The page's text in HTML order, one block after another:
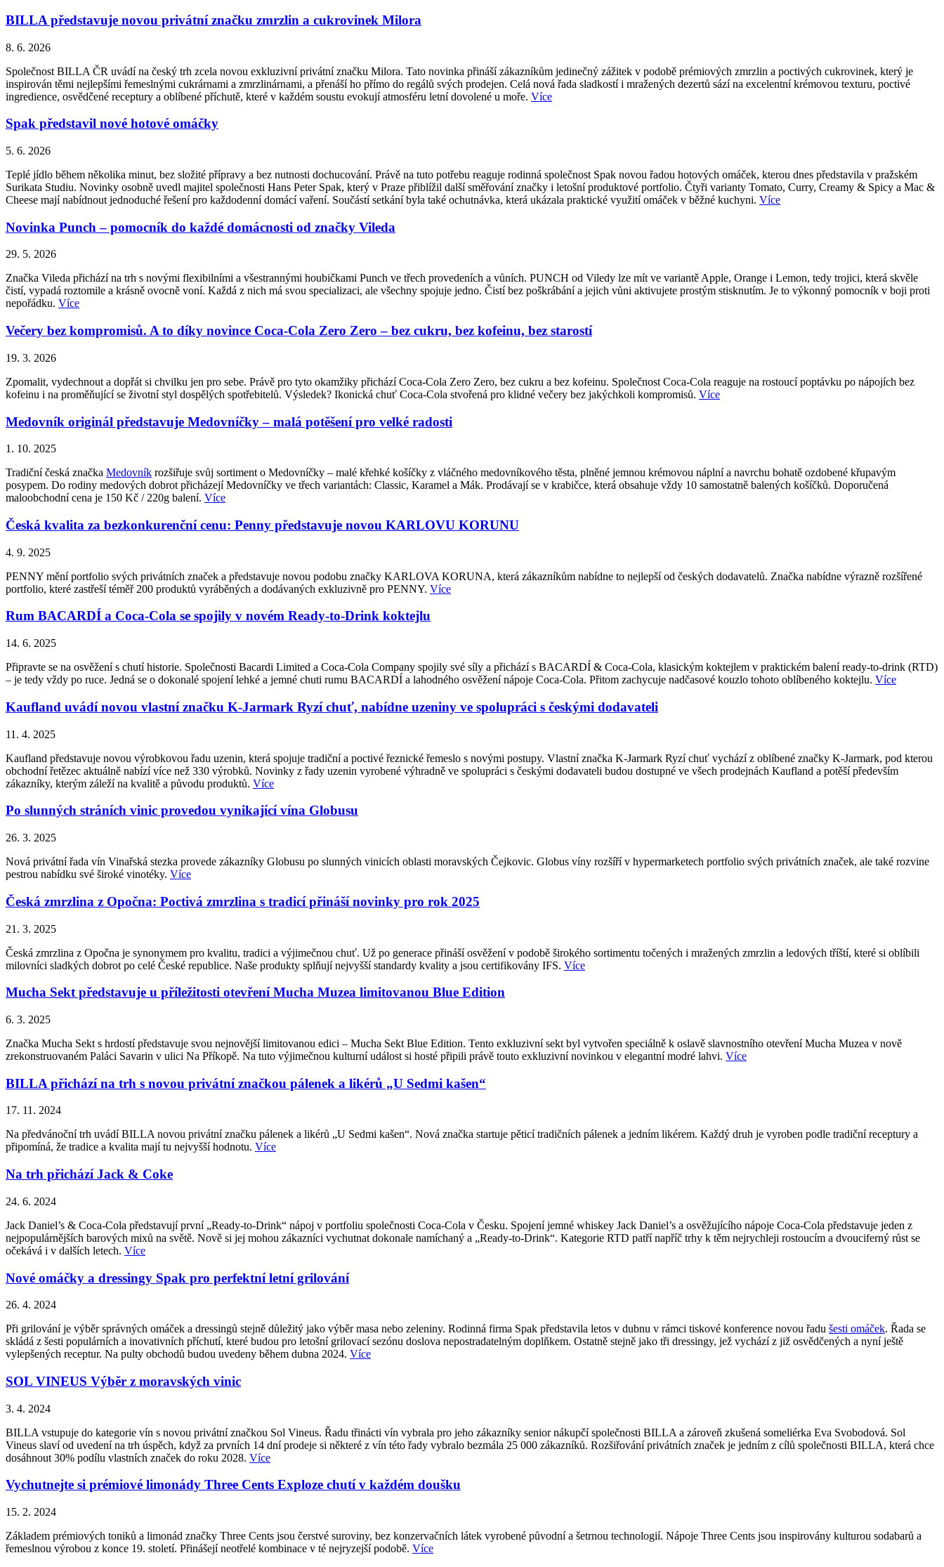
BILLA představuje novou privátní značku zmrzlin a cukrovinek Milora
8. 6. 2026
Společnost BILLA ČR uvádí na český trh zcela novou exkluzivní privátní značku Milora. Tato novinka přináší zákazníkům jedinečný zážitek v podobě prémiových zmrzlin a poctivých cukrovinek, který je
inspirován těmi nejlepšími řemeslnými cukrárnami a zmrzlinárnami, a přenáší ho přímo do regálů svých prodejen. Celá nová řada sladkostí i mražených dezertů sází na excelentní krémovou texturu, poctivé
ingredience, osvědčené receptury a oblíbené příchutě, které v každém soustu evokují atmosféru letní dovolené u moře. Více
Spak představil nové hotové omáčky
5. 6. 2026
Teplé jídlo během několika minut, bez složité přípravy a bez nutnosti dochucování. Právě na tuto potřebu reaguje rodinná společnost Spak novou řadou hotových omáček, kterou dnes představila v pražském
Surikata Studiu. Novinky osobně uvedl majitel společnosti Hans Peter Spak, který v Praze přiblížil další směřování značky i letošní produktové portfolio. Čtyři varianty Tomato, Curry, Creamy & Spicy a Mac &
Cheese mají nabídnout jednoduché řešení pro každodenní domácí vaření. Součástí setkání byla také ochutnávka, která ukázala praktické využití omáček v běžné kuchyni. Více
Novinka Punch – pomocník do každé domácnosti od značky Vileda
29. 5. 2026
Značka Vileda přichází na trh s novými flexibilními a všestrannými houbičkami Punch ve třech provedeních a vůních. PUNCH od Viledy lze mít ve variantě Apple, Orange i Lemon, tedy trojici, která skvěle
čistí, vypadá roztomile a krásně ovocně voní. Každá z nich má svou specializaci, ale všechny spojuje jedno. Čistí bez poškrábání a jejich vůni aktivujete prostým stisknutím. Je to výkonný pomocník v boji proti
nepořádku. Více
Večery bez kompromisů. A to díky novince Coca-Cola Zero Zero – bez cukru, bez kofeinu, bez starostí
19. 3. 2026
Zpomalit, vydechnout a dopřát si chvilku jen pro sebe. Právě pro tyto okamžiky přichází Coca-Cola Zero Zero, bez cukru a bez kofeinu. Společnost Coca-Cola reaguje na rostoucí poptávku po nápojích bez
kofeinu i na proměňující se životní styl dospělých spotřebitelů. Výsledek? Ikonická chuť Coca-Cola stvořená pro klidné večery bez jakýchkoli kompromisů. Více
Medovník originál představuje Medovníčky – malá potěšení pro velké radosti
1. 10. 2025
Tradiční česká značka Medovník rozšiřuje svůj sortiment o Medovníčky – malé křehké košíčky z vláčného medovníkového těsta, plněné jemnou krémovou náplní a navrchu bohatě ozdobené křupavým
posypem. Do rodiny medových dobrot přicházejí Medovníčky ve třech variantách: Classic, Karamel a Mák. Prodávají se v krabičce, která obsahuje vždy 10 samostatně balených košíčků. Doporučená
maloobchodní cena je 150 Kč / 220g balení. Více
Česká kvalita za bezkonkurenční cenu: Penny představuje novou KARLOVU KORUNU
4. 9. 2025
PENNY mění portfolio svých privátních značek a představuje novou podobu značky KARLOVA KORUNA, která zákazníkům nabídne to nejlepší od českých dodavatelů. Značka nabídne výrazně rozšířené
portfolio, které zastřeší téměř 200 produktů vyráběných a dodávaných exkluzivně pro PENNY. Více
Rum BACARDÍ a Coca-Cola se spojily v novém Ready-to-Drink koktejlu
14. 6. 2025
Připravte se na osvěžení s chutí historie. Společnosti Bacardi Limited a Coca-Cola Company spojily své síly a přichází s BACARDÍ & Coca-Cola, klasickým koktejlem v praktickém balení ready-to-drink (RTD)
– je tedy vždy po ruce. Jedná se o dokonalé spojení lehké a jemné chuti rumu BACARDÍ a lahodného osvěžení nápoje Coca-Cola. Přitom zachycuje nadčasové kouzlo tohoto oblíbeného koktejlu. Více
Kaufland uvádí novou vlastní značku K-Jarmark Ryzí chuť, nabídne uzeniny ve spolupráci s českými dodavateli
11. 4. 2025
Kaufland představuje novou výrobkovou řadu uzenin, která spojuje tradiční a poctivé řeznické řemeslo s novými postupy. Vlastní značka K-Jarmark Ryzí chuť vychází z oblíbené značky K-Jarmark, pod kterou
obchodní řetězec aktuálně nabízí více než 330 výrobků. Novinky z řady uzenin vyrobené výhradně ve spolupráci s českými dodavateli budou dostupné ve všech prodejnách Kaufland a potěší především
zákazníky, kterým záleží na kvalitě a původu produktů. Více
Po slunných stráních vinic provedou vynikající vína Globusu
26. 3. 2025
Nová privátní řada vín Vinařská stezka provede zákazníky Globusu po slunných vinicích oblasti moravských Čejkovic. Globus víny rozšíří v hypermarketech portfolio svých privátních značek, ale také rozvine
pestrou nabídku své široké vinotéky. Více
Česká zmrzlina z Opočna: Poctivá zmrzlina s tradicí přináší novinky pro rok 2025
21. 3. 2025
Česká zmrzlina z Opočna je synonymem pro kvalitu, tradici a výjimečnou chuť. Už po generace přináší osvěžení v podobě širokého sortimentu točených i mražených zmrzlin a ledových tříští, které si oblíbili
milovníci sladkých dobrot po celé České republice. Naše produkty splňují nejvyšší standardy kvality a jsou certifikovány IFS. Více
Mucha Sekt představuje u příležitosti otevření Mucha Muzea limitovanou Blue Edition
6. 3. 2025
Značka Mucha Sekt s hrdostí představuje svou nejnovější limitovanou edici – Mucha Sekt Blue Edition. Tento exkluzivní sekt byl vytvořen speciálně k oslavě slavnostního otevření Mucha Muzea v nově
zrekonstruovaném Paláci Savarin v ulici Na Příkopě. Na tuto výjimečnou kulturní událost si hosté připili právě touto exkluzivní novinkou v elegantní modré lahvi. Více
BILLA přichází na trh s novou privátní značkou pálenek a likérů „U Sedmi kašen“
17. 11. 2024
Na předvánoční trh uvádí BILLA novou privátní značku pálenek a likérů „U Sedmi kašen“. Nová značka startuje pěticí tradičních pálenek a jedním likérem. Každý druh je vyroben podle tradiční receptury a
připomíná, že tradice a kvalita mají tu nejvyšší hodnotu. Více
Na trh přichází Jack & Coke
24. 6. 2024
Jack Daniel’s & Coca-Cola představují první „Ready-to-Drink“ nápoj v portfoliu společnosti Coca-Cola v Česku. Spojení jemné whiskey Jack Daniel’s a osvěžujícího nápoje Coca-Cola představuje jeden z
nejpopulárnějších barových mixů na světě. Nově si jej mohou zákazníci vychutnat dokonale namíchaný a „Ready-to-Drink“. Kategorie RTD patří napříč trhy k těm nejrychleji rostoucím a dvouciferný růst se
očekává i v dalších letech. Více
Nové omáčky a dressingy Spak pro perfektní letní grilování
26. 4. 2024
Při grilování je výběr správných omáček a dressingů stejně důležitý jako výběr masa nebo zeleniny. Rodinná firma Spak představila letos v dubnu v rámci tiskové konference novou řadu šesti omáček. Řada se
skládá z šesti populárních a inovativních příchutí, které budou pro letošní grilovací sezónu doslova nepostradatelným doplňkem. Ostatně stejně jako tři dressingy, jež vychází z již osvědčených a nyní ještě
vylepšených receptur. Na pulty obchodů budou uvedeny během dubna 2024. Více
SOL VINEUS Výběr z moravských vinic
3. 4. 2024
BILLA vstupuje do kategorie vín s novou privátní značkou Sol Vineus. Řadu třinácti vín vybrala pro jeho zákazníky senior nákupčí společnosti BILLA a zároveň zkušená someliérka Eva Svobodová. Sol
Vineus slaví od uvedení na trh úspěch, když za prvních 14 dní prodeje si některé z vín této řady vybralo bezmála 25 000 zákazníků. Rozšiřování privátních značek je jedním z cílů společnosti BILLA, která chce
dosáhnout 30% podílu vlastních značek do roku 2028. Více
Vychutnejte si prémiové limonády Three Cents Exploze chutí v každém doušku
15. 2. 2024
Základem prémiových toniků a limonád značky Three Cents jsou čerstvé suroviny, bez konzervačních látek vyrobené původní a šetrnou technologií. Nápoje Three Cents jsou inspirovány kulturou sodabarů a
řemeslnou výrobou z konce 19. století. Přinášejí neotřelé kombinace v té nejryzejší podobě. Více